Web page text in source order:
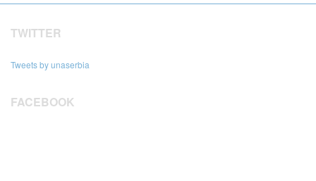
TWITTER
Tweets by unaserbia
FACEBOOK